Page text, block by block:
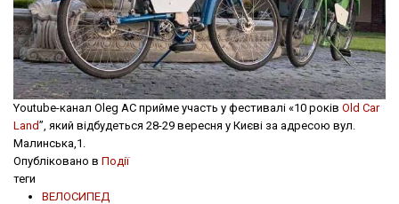
Youtube-канал Oleg AC прийме участь у фестивалі «10 років Old Car
Land”, який відбудеться 28-29 вересня у Києві за адресою вул.
Малинська,1.
Опубліковано в Події
теги
ВЕЛОСИПЕД